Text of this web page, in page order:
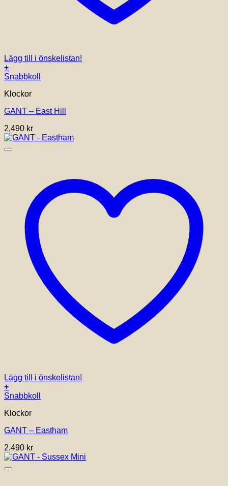
Lägg till i önskelistan!
+
Snabbkoll
Klockor
GANT – East Hill
2,490 kr
Lägg till i önskelistan!
+
Snabbkoll
Klockor
GANT – Eastham
2,490 kr